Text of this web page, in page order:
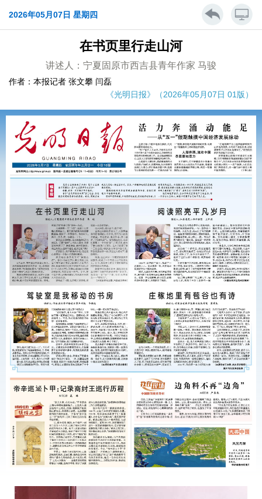
2026年05月07日 星期四
在书页里行走山河
讲述人：宁夏固原市西吉县青年作家 马骏
作者：本报记者 张文攀 闫磊
《光明日报》（2026年05月07日 01版）